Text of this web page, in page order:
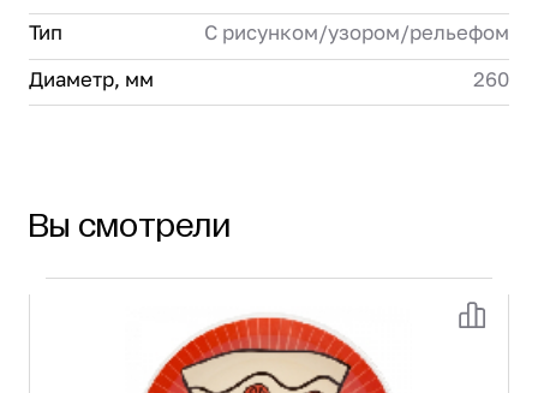
Тип
С рисунком/узором/рельефом
Диаметр, мм
260
Вы смотрели